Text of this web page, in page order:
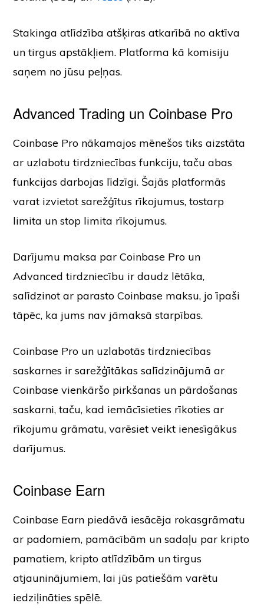
Stakinga atlīdzība atšķiras atkarībā no aktīva
un tirgus apstākļiem. Platforma kā komisiju
saņem no jūsu peļņas.
Advanced Trading un Coinbase Pro
Coinbase Pro nākamajos mēnešos tiks aizstāta
ar uzlabotu tirdzniecības funkciju, taču abas
funkcijas darbojas līdzīgi. Šajās platformās
varat izvietot sarežģītus rīkojumus, tostarp
limita un stop limita rīkojumus.
Darījumu maksa par Coinbase Pro un
Advanced tirdzniecību ir daudz lētāka,
salīdzinot ar parasto Coinbase maksu, jo īpaši
tāpēc, ka jums nav jāmaksā starpības.
Coinbase Pro un uzlabotās tirdzniecības
saskarnes ir sarežģītākas salīdzinājumā ar
Coinbase vienkāršo pirkšanas un pārdošanas
saskarni, taču, kad iemācīsieties rīkoties ar
rīkojumu grāmatu, varēsiet veikt ienesīgākus
darījumus.
Coinbase Earn
Coinbase Earn piedāvā iesācēja rokasgrāmatu
ar padomiem, pamācībām un sadaļu par kripto
pamatiem, kripto atlīdzībām un tirgus
atjauninājumiem, lai jūs patiešām varētu
iedziļināties spēlē.